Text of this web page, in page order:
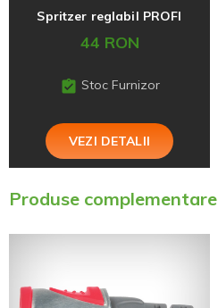
Spritzer reglabil PROFI
44 RON
Stoc Furnizor
VEZI DETALII
Produse complementare